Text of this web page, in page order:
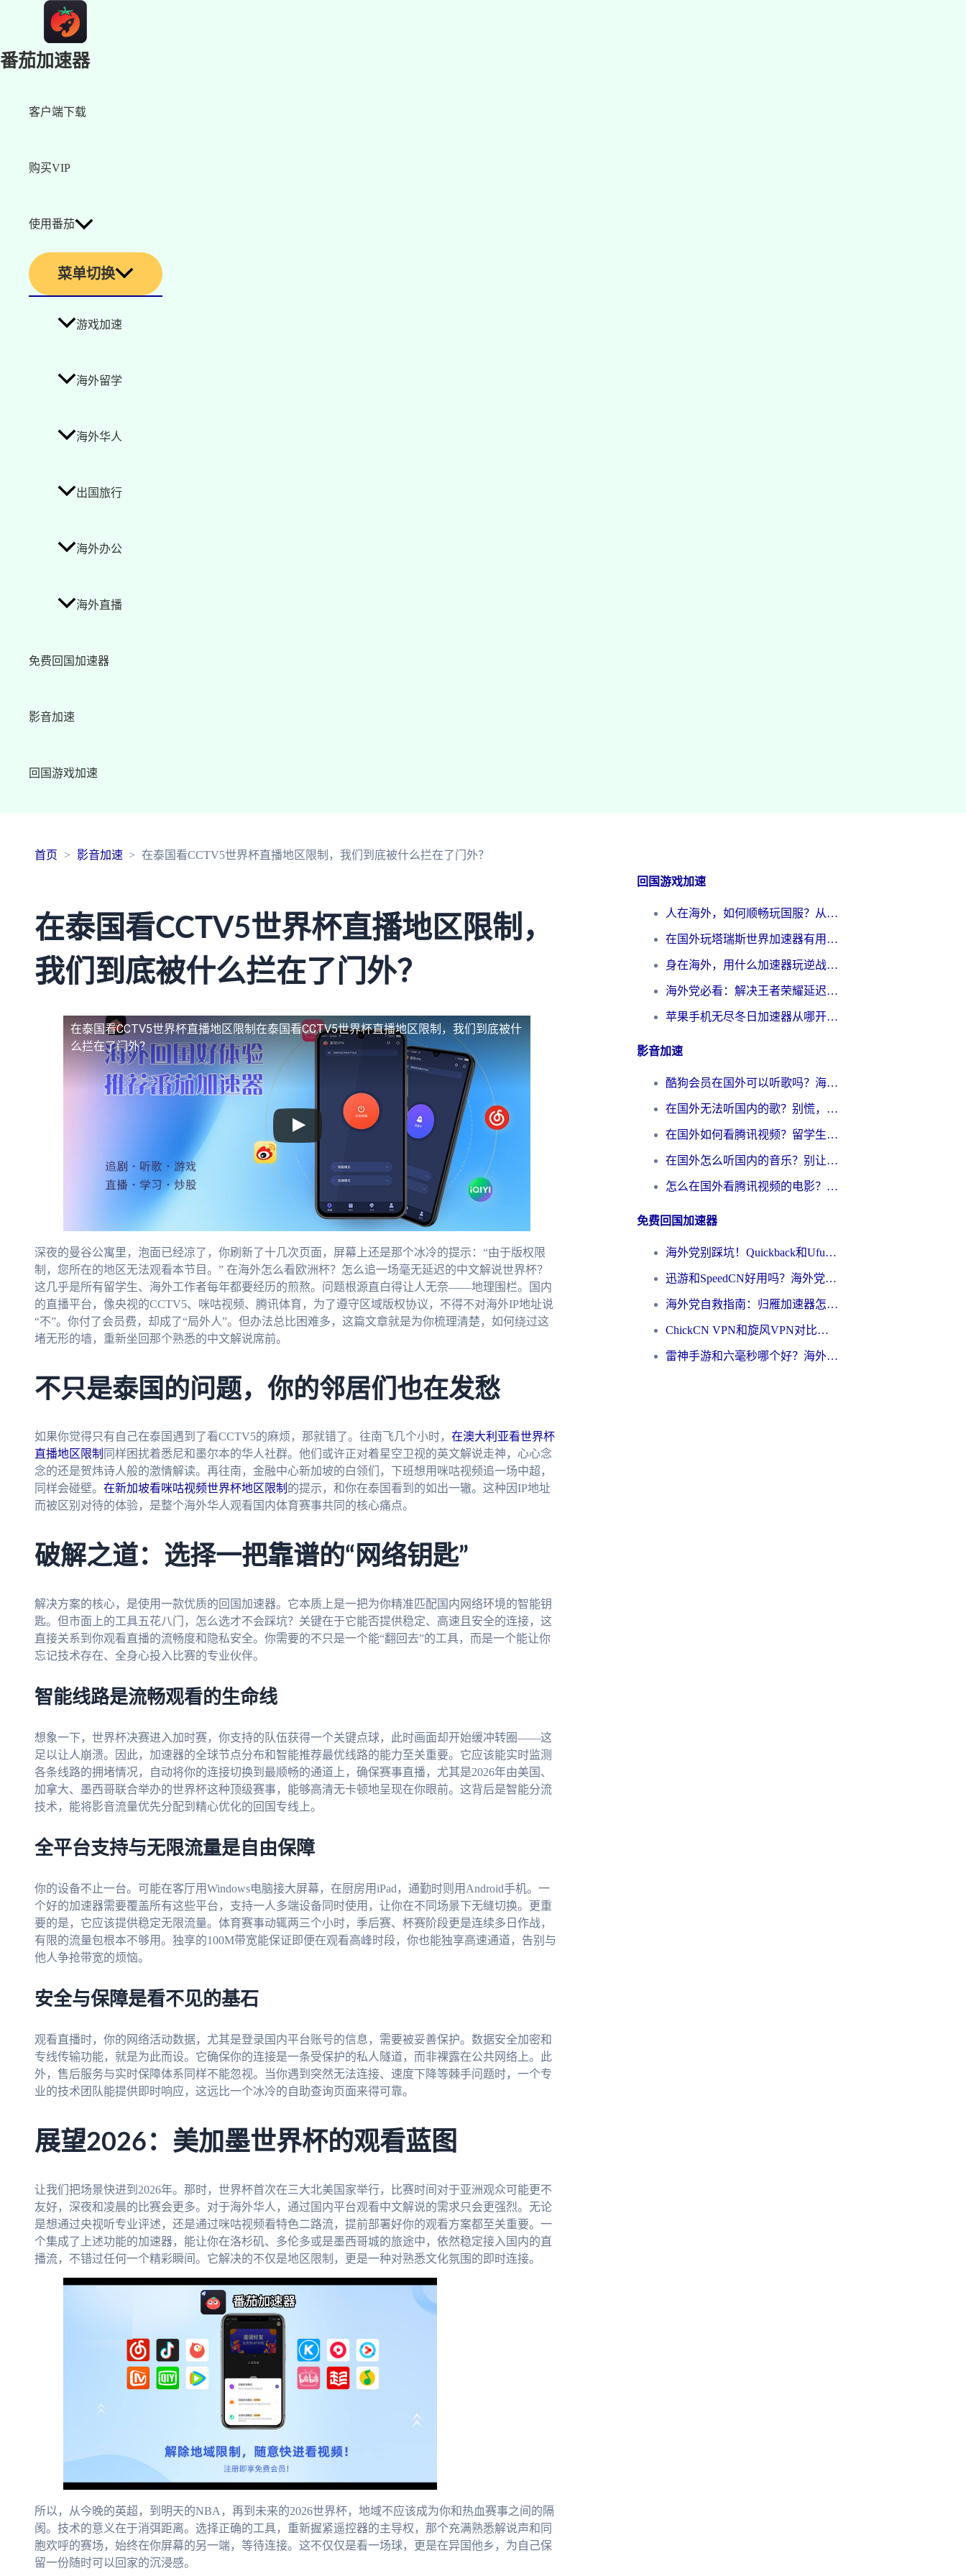
番茄加速器
客户端下载
购买VIP
使用番茄
菜单切换
游戏加速
海外留学
海外华人
出国旅行
海外办公
海外直播
免费回国加速器
影音加速
回国游戏加速
首页 影音加速 在泰国看CCTV5世界杯直播地区限制，我们到底被什么拦在了门外？
在泰国看CCTV5世界杯直播地区限制，
我们到底被什么拦在了门外？
在泰国看CCTV5世界杯直播地区限制 在泰国看CCTV5世界杯直播地区限制，我们到底被什
么拦在了门外？
深夜的曼谷公寓里，泡面已经凉了，你刷新了十几次页面，屏幕上还是那个冰冷的提示：“由于版权限
制，您所在的地区无法观看本节目。” 在海外怎么看欧洲杯？怎么追一场毫无延迟的中文解说世界杯？
这几乎是所有留学生、海外工作者每年都要经历的煎熬。问题根源直白得让人无奈——地理围栏。国内
的直播平台，像央视的CCTV5、咪咕视频、腾讯体育，为了遵守区域版权协议，不得不对海外IP地址说
“不”。你付了会员费，却成了“局外人”。但办法总比困难多，这篇文章就是为你梳理清楚，如何绕过这
堵无形的墙，重新坐回那个熟悉的中文解说席前。
不只是泰国的问题，你的邻居们也在发愁
如果你觉得只有自己在泰国遇到了看CCTV5的麻烦，那就错了。往南飞几个小时， 在澳大利亚看世界杯
直播地区限制 同样困扰着悉尼和墨尔本的华人社群。他们或许正对着星空卫视的英文解说走神，心心念
念的还是贺炜诗人般的激情解读。再往南，金融中心新加坡的白领们，下班想用咪咕视频追一场中超，
同样会碰壁。 在新加坡看咪咕视频世界杯地区限制 的提示，和你在泰国看到的如出一辙。这种因IP地址
而被区别对待的体验，是整个海外华人观看国内体育赛事共同的核心痛点。
破解之道：选择一把靠谱的“网络钥匙”
解决方案的核心，是使用一款优质的回国加速器。它本质上是一把为你精准匹配国内网络环境的智能钥
匙。但市面上的工具五花八门，怎么选才不会踩坑？关键在于它能否提供稳定、高速且安全的连接，这
直接关系到你观看直播的流畅度和隐私安全。你需要的不只是一个能“翻回去”的工具，而是一个能让你
忘记技术存在、全身心投入比赛的专业伙伴。
智能线路是流畅观看的生命线
想象一下，世界杯决赛进入加时赛，你支持的队伍获得一个关键点球，此时画面却开始缓冲转圈——这
足以让人崩溃。因此，加速器的全球节点分布和智能推荐最优线路的能力至关重要。它应该能实时监测
各条线路的拥堵情况，自动将你的连接切换到最顺畅的通道上，确保赛事直播，尤其是2026年由美国、
加拿大、墨西哥联合举办的世界杯这种顶级赛事，能够高清无卡顿地呈现在你眼前。这背后是智能分流
技术，能将影音流量优先分配到精心优化的回国专线上。
全平台支持与无限流量是自由保障
你的设备不止一台。可能在客厅用Windows电脑接大屏幕，在厨房用iPad，通勤时则用Android手机。一
个好的加速器需要覆盖所有这些平台，支持一人多端设备同时使用，让你在不同场景下无缝切换。更重
要的是，它应该提供稳定无限流量。体育赛事动辄两三个小时，季后赛、杯赛阶段更是连续多日作战，
有限的流量包根本不够用。独享的100M带宽能保证即便在观看高峰时段，你也能独享高速通道，告别与
他人争抢带宽的烦恼。
安全与保障是看不见的基石
观看直播时，你的网络活动数据，尤其是登录国内平台账号的信息，需要被妥善保护。数据安全加密和
专线传输功能，就是为此而设。它确保你的连接是一条受保护的私人隧道，而非裸露在公共网络上。此
外，售后服务与实时保障体系同样不能忽视。当你遇到突然无法连接、速度下降等棘手问题时，一个专
业的技术团队能提供即时响应，这远比一个冰冷的自助查询页面来得可靠。
展望2026：美加墨世界杯的观看蓝图
让我们把场景快进到2026年。那时，世界杯首次在三大北美国家举行，比赛时间对于亚洲观众可能更不
友好，深夜和凌晨的比赛会更多。对于海外华人，通过国内平台观看中文解说的需求只会更强烈。无论
是想通过央视听专业评述，还是通过咪咕视频看特色二路流，提前部署好你的观看方案都至关重要。一
个集成了上述功能的加速器，能让你在洛杉矶、多伦多或是墨西哥城的旅途中，依然稳定接入国内的直
播流，不错过任何一个精彩瞬间。它解决的不仅是地区限制，更是一种对熟悉文化氛围的即时连接。
所以，从今晚的英超，到明天的NBA，再到未来的2026世界杯，地域不应该成为你和热血赛事之间的隔
阂。技术的意义在于消弭距离。选择正确的工具，重新握紧遥控器的主导权，那个充满熟悉解说声和同
胞欢呼的赛场，始终在你屏幕的另一端，等待连接。这不仅仅是看一场球，更是在异国他乡，为自己保
留一份随时可以回家的沉浸感。
回国游戏加速
人在海外，如何顺畅玩国服？从《王者荣耀》到《云图计划》的加速器终极指南
在国外玩塔瑞斯世界加速器有用吗？海外玩家亲测后的真实答案
身在海外，用什么加速器玩逆战才能告别延迟？
海外党必看：解决王者荣耀延迟的加速器终极指南——从EVE到猫和老鼠，一个工具全搞定
苹果手机无尽冬日加速器从哪开启？海外玩家的冬日生存指南
影音加速
酷狗会员在国外可以听歌吗？海外党亲测有效：3步解决音乐权限难题
在国外无法听国内的歌？别慌，这样操作就能畅听QQ音乐（附亲测加速器推荐）
在国外如何看腾讯视频？留学生亲测有效的回国加速方案
在国外怎么听国内的音乐？别让版权限制断了你的华语歌单
怎么在国外看腾讯视频的电影？海外党亲测有效的回国加速指南
免费回国加速器
海外党别踩坑！Quickback和UfunR好用吗？选对回国加速器才能无缝刷国内资源
迅游和SpeedCN好用吗？海外党如何破解那道看不见的墙
海外党自救指南：归雁加速器怎么样？教你避开坑实现国内资源无缝访问
ChickCN VPN和旋风VPN对比哪个回国效果更好？海外用户的选择困境与出路
雷神手游和六毫秒哪个好？海外党如何真正解锁国内资源